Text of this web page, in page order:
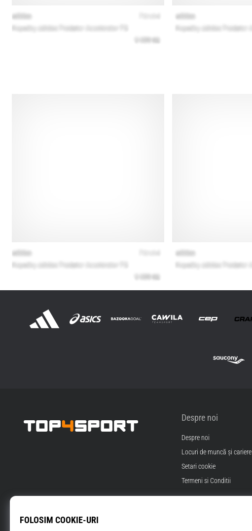
Despre noi
Despre noi
Locuri de muncă și cariere
Setari cookie
Termeni si Conditii